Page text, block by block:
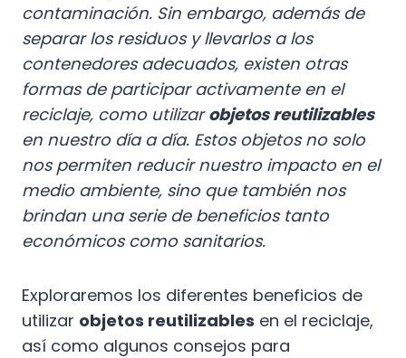
contaminación. Sin embargo, además de
separar los residuos y llevarlos a los
contenedores adecuados, existen otras
formas de participar activamente en el
reciclaje, como utilizarobjetos reutilizables
en nuestro día a día. Estos objetos no solo
nos permiten reducir nuestro impacto en el
medio ambiente, sino que también nos
brindan una serie de beneficios tanto
económicos como sanitarios.
Exploraremos los diferentes beneficios de
utilizar objetos reutilizables en el reciclaje,
así como algunos consejos para